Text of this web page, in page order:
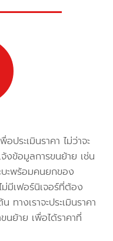
ประเมินราคา ไม่ว่าจะ
งข้อมูลการขนย้าย เช่น
ะพร้อมคนยกของ
มีเฟอร์นิเจอร์ที่ต้อง
างเราจะประเมินราคา
นย้าย เพื่อได้ราคาที่